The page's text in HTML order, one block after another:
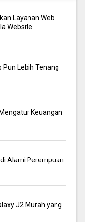
Layanan Web
Website
Pun Lebih Tenang
Keuangan
Alami Perempuan
J2 Murah yang